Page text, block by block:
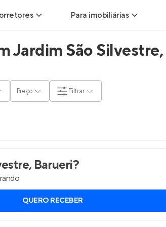
para Corretores
imobiliárias
imóveis
no Painel de Clientes
Para imobiliárias
Leads para Imobiliárias
Anunciar imóveis
Jardim São
Preço Filtrar
Barueri?
QUERO RECEBER